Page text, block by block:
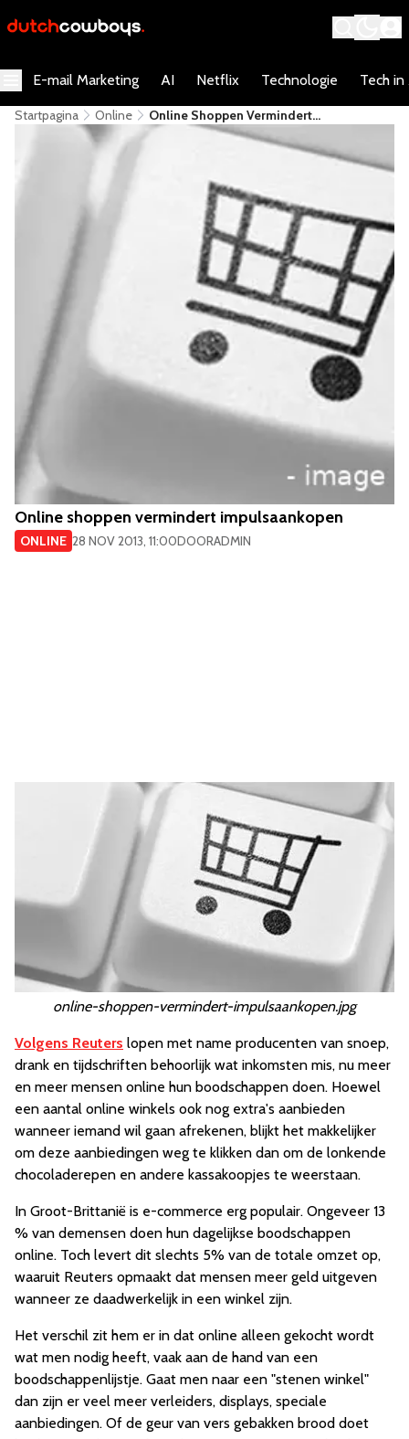
E-mail Marketing AI Netflix Technologie Tech in
Startpagina Online
Online Shoppen Vermindert
Impulsaankopen
Online shoppen vermindert impulsaankopen
ONLINE 28 NOV 2013, 11:00DOORADMIN
online-shoppen-vermindert-impulsaankopen.jpg
Volgens Reuters lopen met name producenten van snoep,
drank en tijdschriften behoorlijk wat inkomsten mis, nu meer
en meer mensen online hun boodschappen doen. Hoewel
een aantal online winkels ook nog extra's aanbieden
wanneer iemand wil gaan afrekenen, blijkt het makkelijker
om deze aanbiedingen weg te klikken dan om de lonkende
chocoladerepen en andere kassakoopjes te weerstaan.
In Groot-Brittanië is e-commerce erg populair. Ongeveer 13
% van demensen doen hun dagelijkse boodschappen
online. Toch levert dit slechts 5% van de totale omzet op,
waaruit Reuters opmaakt dat mensen meer geld uitgeven
wanneer ze daadwerkelijk in een winkel zijn.
Het verschil zit hem er in dat online alleen gekocht wordt
wat men nodig heeft, vaak aan de hand van een
boodschappenlijstje. Gaat men naar een "stenen winkel"
dan zijn er veel meer verleiders, displays, speciale
aanbiedingen. Of de geur van vers gebakken brood doet